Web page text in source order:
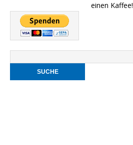
einen Kaffee!